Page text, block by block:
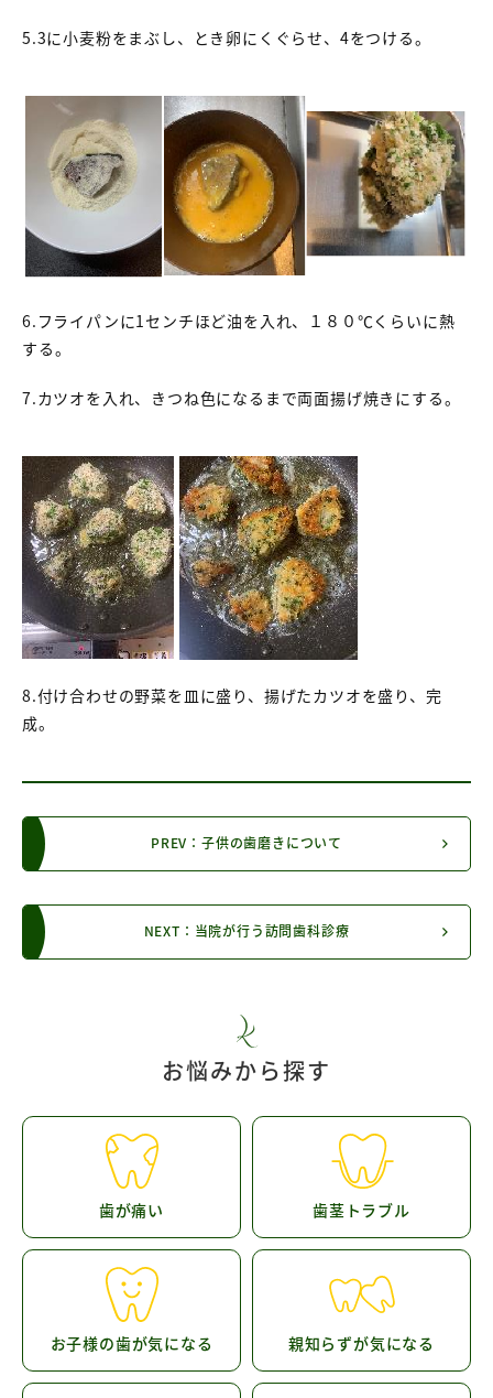
5.3に小麦粉をまぶし、とき卵にくぐらせ、4をつける。
6.フライパンに1センチほど油を入れ、１８０℃くらいに熱
する。
7.カツオを入れ、きつね色になるまで両面揚げ焼きにする。
8.付け合わせの野菜を皿に盛り、揚げたカツオを盛り、完
成。
PREV：子供の歯磨きについて
NEXT：当院が行う訪問歯科診療
お悩みから探す
歯が痛い 歯茎トラブル
お子様の歯が気になる 親知らずが気になる